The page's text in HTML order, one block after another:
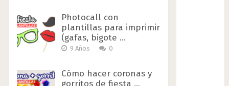
Photocall con
plantillas para imprimir
(gafas, bigote …
9 Años 0
Cómo hacer coronas y
gorritos de fiesta …